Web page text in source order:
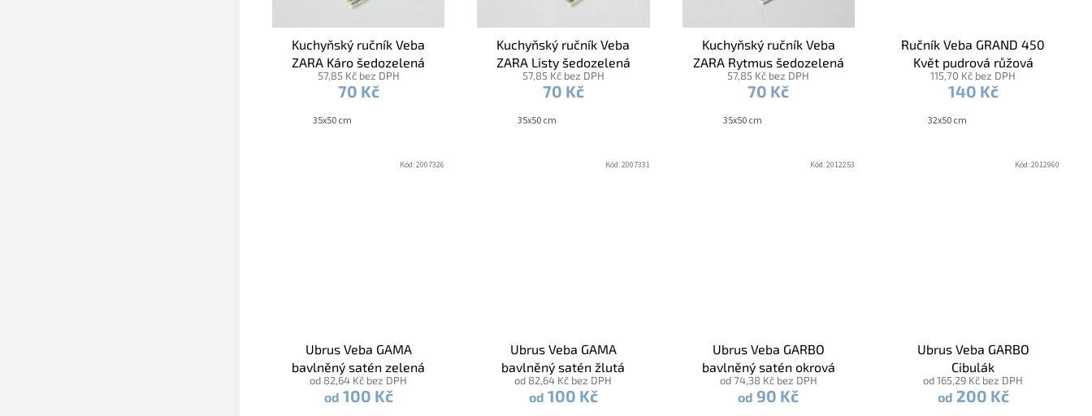
Kuchyňský ručník Veba
ZARA Káro šedozelená
57,85 Kč bez DPH
70 Kč
35x50 cm
Kuchyňský ručník Veba
ZARA Listy šedozelená
57,85 Kč bez DPH
70 Kč
35x50 cm
Kuchyňský ručník Veba
ZARA Rytmus šedozelená
57,85 Kč bez DPH
70 Kč
35x50 cm
Ručník Veba GRAND 450
Květ pudrová růžová
115,70 Kč bez DPH
140 Kč
32x50 cm
Ubrus Veba GAMA
bavlněný satén zelená
od 82,64 Kč bez DPH
od 100 Kč
Kód:2007326
Ubrus Veba GAMA
bavlněný satén žlutá
od 82,64 Kč bez DPH
od 100 Kč
Kód:2007331
Ubrus Veba GARBO
bavlněný satén okrová
od 74,38 Kč bez DPH
od 90 Kč
Kód:2012253
Ubrus Veba GARBO
Cibulák
od 165,29 Kč bez DPH
od 200 Kč
Kód:2012960